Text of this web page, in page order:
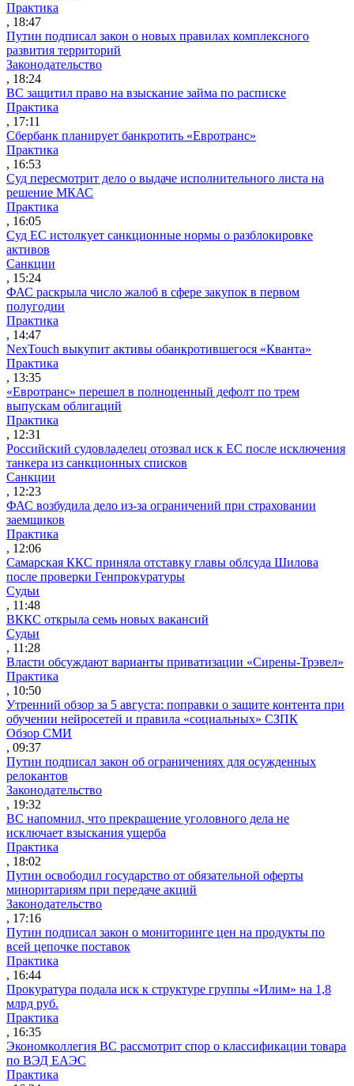
Практика
, 18:47
Путин подписал закон о новых правилах комплексного
развития территорий
Законодательство
, 18:24
ВС защитил право на взыскание займа по расписке
Практика
, 17:11
Сбербанк планирует банкротить «Евротранс»
Практика
, 16:53
Суд пересмотрит дело о выдаче исполнительного листа на
решение МКАС
Практика
, 16:05
Суд ЕС истолкует санкционные нормы о разблокировке
активов
Санкции
, 15:24
ФАС раскрыла число жалоб в сфере закупок в первом
полугодии
Практика
, 14:47
NexTouch выкупит активы обанкротившегося «Кванта»
Практика
, 13:35
«Евротранс» перешел в полноценный дефолт по трем
выпускам облигаций
Практика
, 12:31
Российский судовладелец отозвал иск к ЕС после исключения
танкера из санкционных списков
Санкции
, 12:23
ФАС возбудила дело из-за ограничений при страховании
заемщиков
Практика
, 12:06
Самарская ККС приняла отставку главы облсуда Шилова
после проверки Генпрокуратуры
Судьи
, 11:48
ВККС открыла семь новых вакансий
Судьи
, 11:28
Власти обсуждают варианты приватизации «Сирены-Трэвел»
Практика
, 10:50
Утренний обзор за 5 августа: поправки о защите контента при
обучении нейросетей и правила «социальных» СЗПК
Обзор СМИ
, 09:37
Путин подписал закон об ограничениях для осужденных
релокантов
Законодательство
, 19:32
ВС напомнил, что прекращение уголовного дела не
исключает взыскания ущерба
Практика
, 18:02
Путин освободил государство от обязательной оферты
миноритариям при передаче акций
Законодательство
, 17:16
Путин подписал закон о мониторинге цен на продукты по
всей цепочке поставок
Практика
, 16:44
Прокуратура подала иск к структуре группы «Илим» на 1,8
млрд руб.
Практика
, 16:35
Экономколлегия ВС рассмотрит спор о классификации товара
по ВЭД ЕАЭС
Практика